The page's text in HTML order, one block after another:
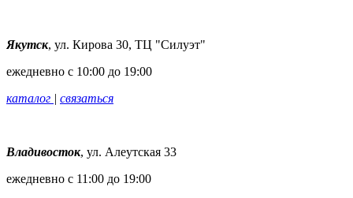
Якутск, ул. Кирова 30, ТЦ "Силуэт"
ежедневно с 10:00 до 19:00
каталог | связаться
Владивосток, ул. Алеутская 33
ежедневно с 11:00 до 19:00